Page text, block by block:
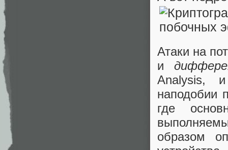
Атаки на
и
Analysis,
наподобии
где
образом